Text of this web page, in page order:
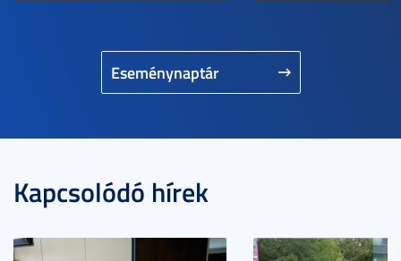
Eseménynaptár
Kapcsolódó hírek